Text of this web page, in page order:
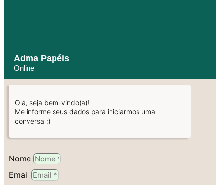
Adma Papéis
Online
Olá, seja bem-vindo(a)!
Me informe seus dados para iniciarmos uma
conversa :)
Nome
Email